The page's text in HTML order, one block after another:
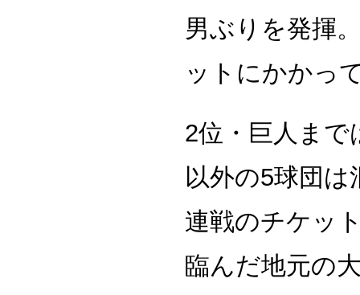
男ぶりを発揮
ットにかかっ
2位・巨人まで
以外の5球団
連戦のチケッ
臨んだ地元の